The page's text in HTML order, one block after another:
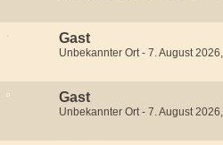
Gast
Unbekannter Ort - 7. August
Gast
Unbekannter Ort - 7. August